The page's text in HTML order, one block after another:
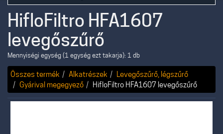
HifloFiltro HFA1607
levegőszűrő
Mennyiségi egység (1 egység ezt takarja): 1 db
Összes termék Alkatrészek
Levegőszűrő, légszűrő
Gyárival megegyező
HifloFiltro HFA1607 levegőszűrő